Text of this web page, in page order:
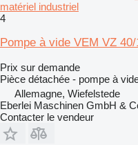
matériel industriel
4
Pompe à vide VEM VZ
Prix sur demande
Pièce détachée - pompe à
Allemagne, Wiefelstede
Eberlei Maschinen GmbH &
Contacter le vendeur